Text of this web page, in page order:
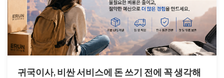
귀국이사, 비싼 서비스에 돈 쓰기 전에 꼭 생각해